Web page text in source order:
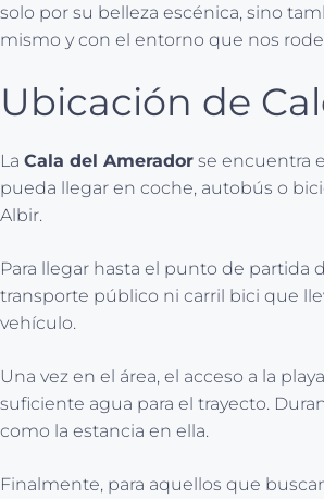
solo por su belleza escénica, sino
mismo y con el entorno que nos
Ubicación de
La Cala del Amerador se encuentra
pueda llegar en coche, autobús o
Albir.
Para llegar hasta el punto de partida
transporte público ni carril bici que
vehículo.
Una vez en el área, el acceso a la
suficiente agua para el trayecto.
como la estancia en ella.
Finalmente, para aquellos que